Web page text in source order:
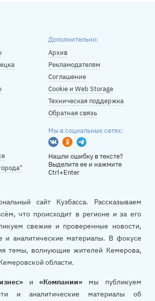
Дополнительно:
Архив
Рекламодателям
Соглашение
Cookie и Web Storage
Техническая поддержка
Обратная связь
Мы в социальных сетях:
Вконтакте
Одноклассники
Telegram
Нашли ошибку в тексте?
Выделите ее и нажмите
Ctrl+Enter
сайт Кузбасса. Рассказываем
что происходит в регионе и за его
свежие и проверенные новости,
и аналитические материалы. В фокусе
темы, волнующие жителей Кемерова,
области.
и«Компании» мы публикуем
и аналитические материалы об